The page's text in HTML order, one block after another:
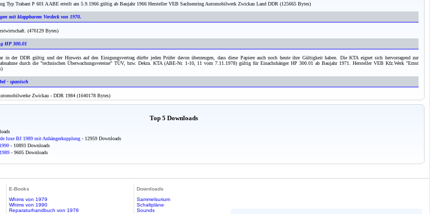
Typ Trabant P 601 A ABE erteilt am 5.9.1966 gültig ab Baujahr 1966 Hersteller VEB Sachsenring Automobilwerk Zwickau Land DDR (125665 Bytes)
mit klappbarem Verdeck von 1970.
(476129 Bytes)
HP 300.01
in der DDR gültig und der Hinweis auf den Einigungsvertrag dürfte jeden Prüfer davon überzeugen, dass diese Papiere auch noch heute ihre Gültigkeit haben. Die KTA eignet sich hervorragend zur
durch die "technischen Überwachungsvereine" TÜV, bzw. Dekra. KTA (ABE-Nr. 1-10, 11 vom 7.11.1978) gültig für Einachshänger HP 300.01 ab Baujahr 1971. Hersteller VEB Kfz.Werk "Ernst
- spanisch
Zwickau - DDR 1984 (1640178 Bytes)
Top 5 Downloads
luxe BJ 1989 mit Anhängerkupplung - 12959 Downloads
- 10893 Downloads
- 9605 Downloads
E-Books
Whims von 1979
Whims von 1990
Reparaturhandbuch von 1978
Downloads
Sammelsurium
Schaltpläne
Sounds